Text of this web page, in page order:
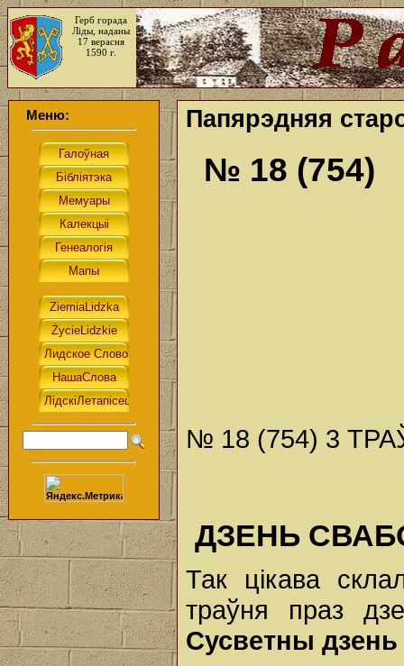
Герб горада
Ліды, наданы
17 верасня
1590 г.
Меню: Папярэдняя
№ 18 (754)
№ 18 (754) 3
ДЗЕНЬ
Так цікава
траўня праз
Сусветны